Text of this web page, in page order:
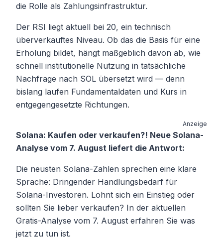
die Rolle als Zahlungsinfrastruktur.
Der RSI liegt aktuell bei 20, ein technisch
überverkauftes Niveau. Ob das die Basis für eine
Erholung bildet, hängt maßgeblich davon ab, wie
schnell institutionelle Nutzung in tatsächliche
Nachfrage nach SOL übersetzt wird — denn
bislang laufen Fundamentaldaten und Kurs in
entgegengesetzte Richtungen.
Anzeige
Solana: Kaufen oder verkaufen?! Neue Solana-
Analyse vom 7. August liefert die Antwort:
Die neusten Solana-Zahlen sprechen eine klare
Sprache: Dringender Handlungsbedarf für
Solana-Investoren. Lohnt sich ein Einstieg oder
sollten Sie lieber verkaufen? In der aktuellen
Gratis-Analyse vom 7. August erfahren Sie was
jetzt zu tun ist.